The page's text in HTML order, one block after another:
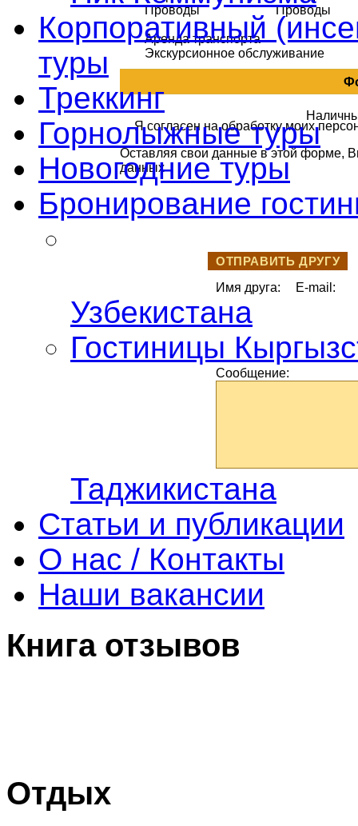
Проводы
Проводы
Аренда транспорта
Экскурсионное обслуживание
Я согласен на обработку моих
Оставляя свои данные в этой форме,
данных
ОТПРАВИТЬ ДРУГУ
Имя друга:
E-mail:
Сообщение:
Корпоративный
туры
Треккинг
Горнолыжные туры
Новогодние туры
Бронирование
Узбекистана
Гостиницы
Таджикистана
Статьи и публикации
О нас / Контакты
Наши вакансии
Книга отзывов
Отдых